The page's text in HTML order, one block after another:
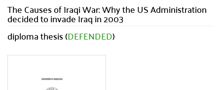
The Causes of Iraqi War: Why the US Administration
decided to invade Iraq in 2003
diploma thesis (DEFENDED)